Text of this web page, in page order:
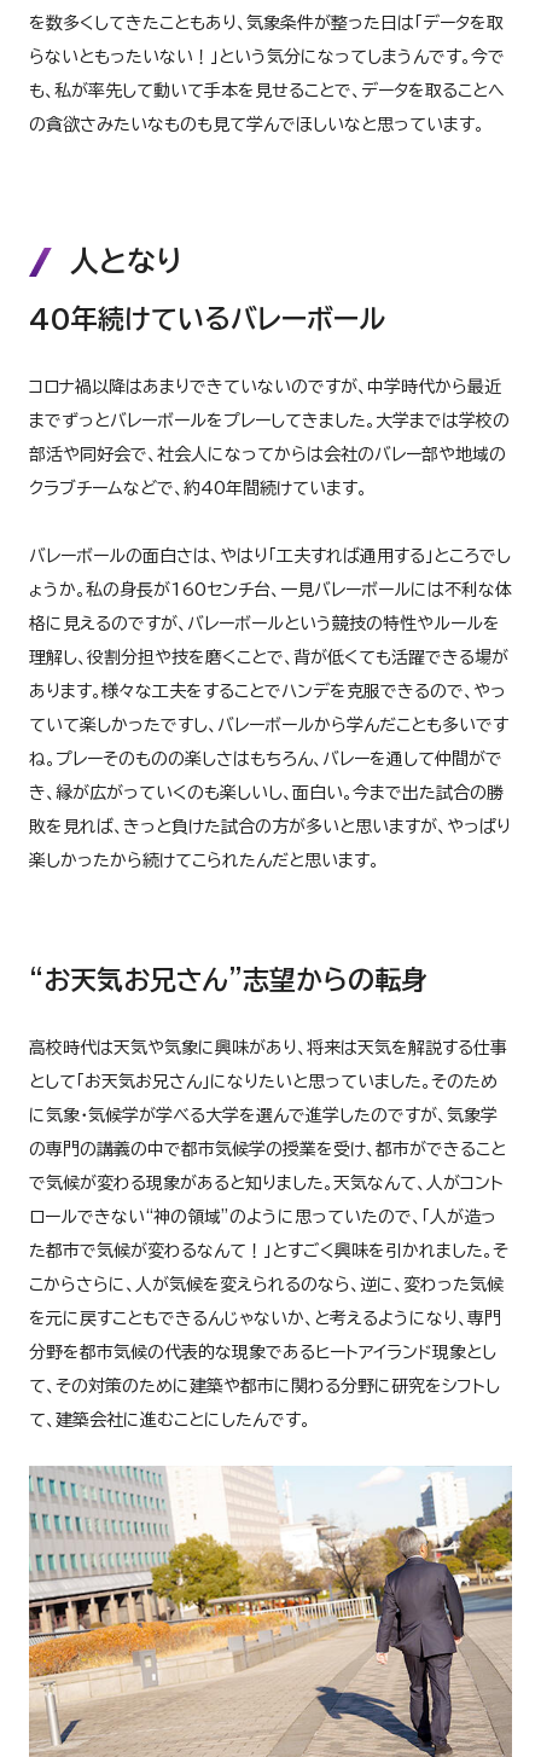
を数多くしてきたこともあり、気象条件が整った日は「データを取
らないともったいない！」という気分になってしまうんです。今で
も、私が率先して動いて手本を見せることで、データを取ることへ
の貪欲さみたいなものも見て学んでほしいなと思っています。
人となり
40年続けているバレーボール
コロナ禍以降はあまりできていないのですが、中学時代から最近
までずっとバレーボールをプレーしてきました。大学までは学校の
部活や同好会で、社会人になってからは会社のバレー部や地域の
クラブチームなどで、約40年間続けています。
バレーボールの面白さは、やはり「工夫すれば通用する」ところでし
ょうか。私の身長が160センチ台、一見バレーボールには不利な体
格に見えるのですが、バレーボールという競技の特性やルールを
理解し、役割分担や技を磨くことで、背が低くても活躍できる場が
あります。様々な工夫をすることでハンデを克服できるので、やっ
ていて楽しかったですし、バレーボールから学んだことも多いです
ね。プレーそのものの楽しさはもちろん、バレーを通して仲間がで
き、縁が広がっていくのも楽しいし、面白い。今まで出た試合の勝
敗を見れば、きっと負けた試合の方が多いと思いますが、やっぱり
楽しかったから続けてこられたんだと思います。
“お天気お兄さん”志望からの転身
高校時代は天気や気象に興味があり、将来は天気を解説する仕事
として「お天気お兄さん」になりたいと思っていました。そのため
に気象・気候学が学べる大学を選んで進学したのですが、気象学
の専門の講義の中で都市気候学の授業を受け、都市ができること
で気候が変わる現象があると知りました。天気なんて、人がコント
ロールできない“神の領域”のように思っていたので、「人が造っ
た都市で気候が変わるなんて！」とすごく興味を引かれました。そ
こからさらに、人が気候を変えられるのなら、逆に、変わった気候
を元に戻すこともできるんじゃないか、と考えるようになり、専門
分野を都市気候の代表的な現象であるヒートアイランド現象とし
て、その対策のために建築や都市に関わる分野に研究をシフトし
て、建築会社に進むことにしたんです。